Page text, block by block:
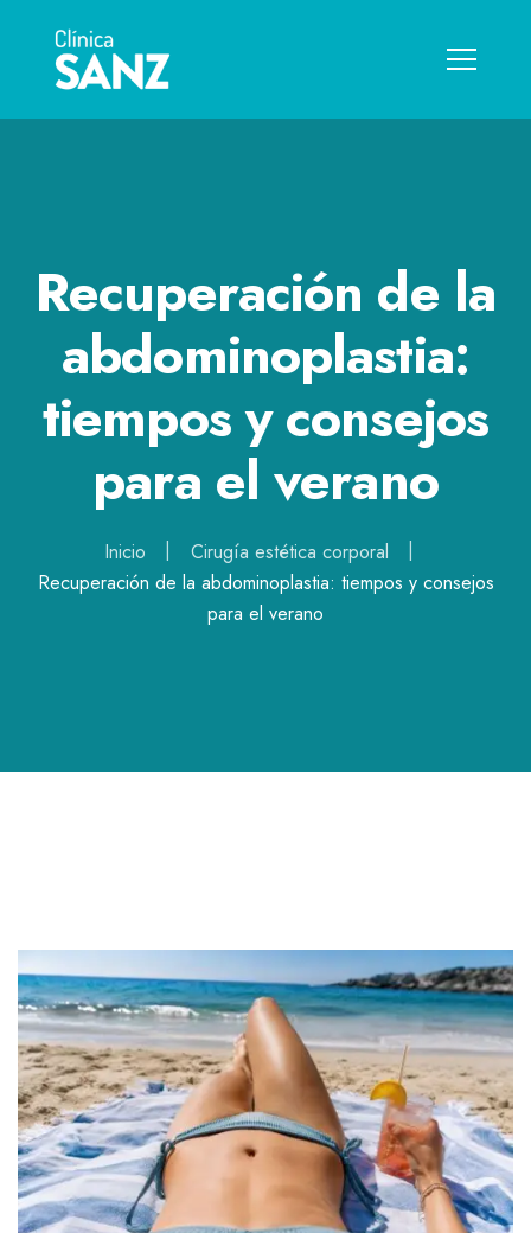
Recuperación de la
abdominoplastia:
tiempos y consejos
para el verano
Inicio
Cirugía estética corporal
Recuperación de la abdominoplastia: tiempos y consejos
para el verano